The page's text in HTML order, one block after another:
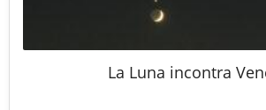
La Luna incontra